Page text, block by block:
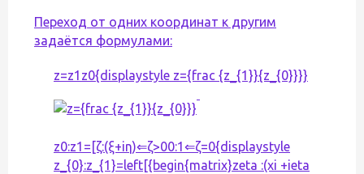
Переход от одних координат к другим
задаётся формулами:
z=z1z0{displaystyle z={frac {z_{1}}{z_{0}}}}
z0:z1=[ζ:(ξ+iη)⇐ζ>00:1⇐ζ=0{displaystyle
z_{0}:z_{1}=left[{begin{matrix}zeta :(xi +ieta